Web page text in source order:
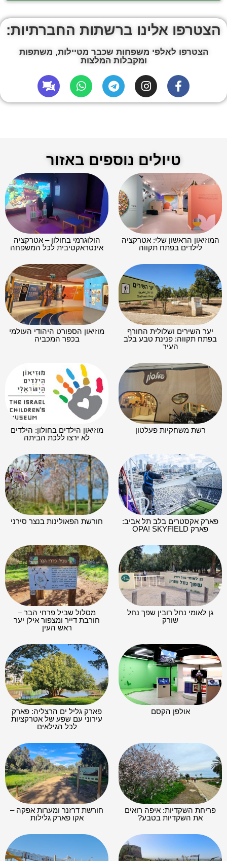
הצטרפו אלינו ברשתות החברתיות:
הצטרפו לאלפי משפחות שכבר מטיילות, משתפות
ומקבלות המלצות
טיולים נוספים באזור
המוזיאון הראשון שלי: אטרקציה
לילדים בפתח תקווה
הולוגרמי בחולון – אטרקציה
אינטראקטיבית לכל המשפחה
יער השירים ושלולית החורף
בפתח תקווה: פנינת טבע בלב
העיר
מוזיאון הספורט היהודי העולמי
בכפר המכביה
רשת משחקיות פעלטון
מוזיאון הילדים בחולון: הילדים
לא ירצו ללכת הביתה
פארק אקסטרים בלב תל אביב:
פארק OPA! SKYFIELD
חורשת הפאולינות בנצר סירני
גן לאומי נחל רובין שפך נחל
שורק
מסלול שביל פרחי הבר –
חורבת דייר ומצפור אילן יער
ראש העין
אולפן הקסם
פארק גליל ים הרצליה: פארק
עירוני עם שפע של אטרקציות
לכל הגילאים
פריחת השקדיות: איפה רואים
את השקדיות בטבע?
חורשת דרזנר ומערות אפקה –
אקו פארק גלילות